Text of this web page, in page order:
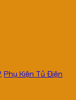
, Phụ Kiện Tủ Điện